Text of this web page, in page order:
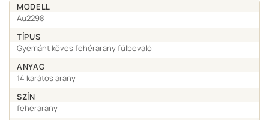
MODELL
Au2298
TÍPUS
Gyémánt köves fehérarany fülbevaló
ANYAG
14 karátos arany
SZÍN
fehérarany